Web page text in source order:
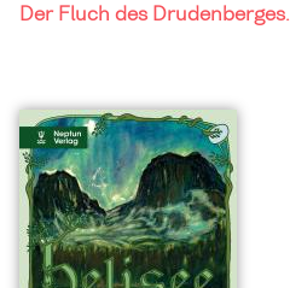
Der Fluch des Drudenberges.